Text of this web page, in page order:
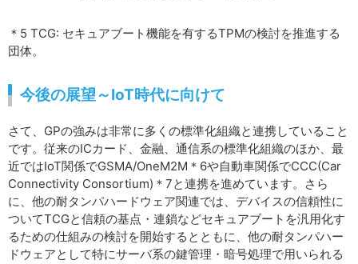
＊5 TCG: セキュアブート機能を有するTPMの検討を推進する
団体。
今後の展望～IoT時代に向けて
さて、GPの強みは非常に多くの標準化組織と連携していること
です。従来のICカード、金融、通信系の標準化組織のほか、最
近ではIoT関係でGSMA/OneM2M＊6や自動車関係でCCC(Car
Connectivity Consortium)＊7と連携を進めています。さら
に、他の耐タンパハードウェア関連では、デバイスの信頼性に
ついてTCGと信頼の基点・連鎖などセキュアブートを汎用化す
るための仕組みの検討を開始するとともに、他の耐タンパハー
ドウェアとして特にサーバ系の鍵管理・暗号処理で用いられる